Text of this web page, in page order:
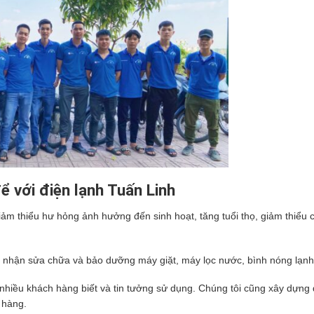
với điện lạnh Tuấn Linh
thiểu hư hỏng ảnh hưởng đến sinh hoạt, tăng tuổi thọ, giảm thiểu
sửa chữa và bảo dưỡng máy giặt, máy lọc nước, bình nóng
khách hàng biết và tin tưởng sử dụng. Chúng tôi cũng xây dựng